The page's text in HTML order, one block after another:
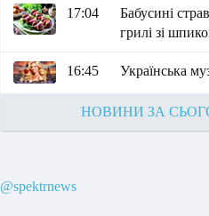
17:04
Бабусині
грилі зі
16:45 Українська
НОВИНИ ЗА
@spektrnews